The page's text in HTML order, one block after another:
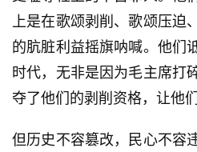
上是在歌颂剥削、歌颂压迫
的肮脏利益摇旗呐喊。他们
时代，无非是因为毛主席打
夺了他们的剥削资格，让他
但历史不容篡改，民心不容